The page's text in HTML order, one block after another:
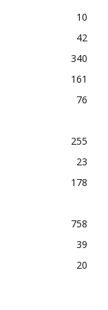
10
42
340
161
76
255
23
178
758
39
20